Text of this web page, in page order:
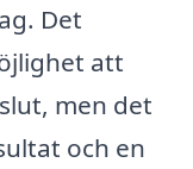
Det
att
men det
och en